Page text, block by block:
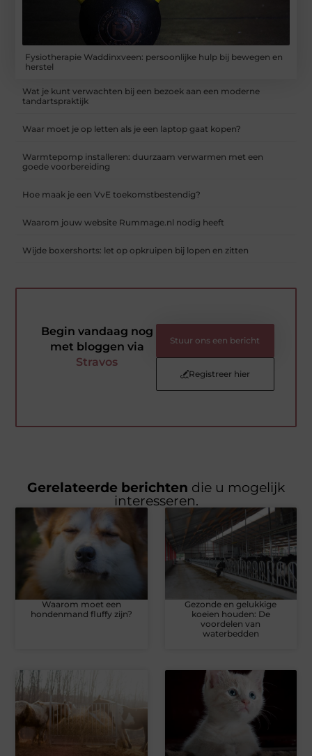
Fysiotherapie Waddinxveen: persoonlijke hulp bij bewegen en
herstel
Wat je kunt verwachten bij een bezoek aan een moderne
tandartspraktijk
Waar moet je op letten als je een laptop gaat kopen?
Warmtepomp installeren: duurzaam verwarmen met een
goede voorbereiding
Hoe maak je een VvE toekomstbestendig?
Waarom jouw website Rummage.nl nodig heeft
Wijde boxershorts: let op opkruipen bij lopen en zitten
Begin vandaag nog
met bloggen via
Stravos
Stuur ons een bericht
Registreer hier
Gerelateerde berichten die u mogelijk
interesseren.
Waarom moet een
hondenmand fluffy zijn?
Gezonde en gelukkige
koeien houden: De
voordelen van
waterbedden